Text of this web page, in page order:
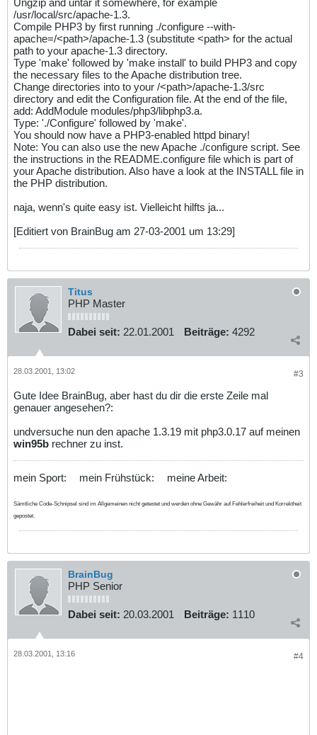
/usr/local/src/apache-1.3.
Compile PHP3 by first running ./configure --with-
apache=/<path>/apache-1.3 (substitute <path> for the actual
path to your apache-1.3 directory.
Type 'make' followed by 'make install' to build PHP3 and copy
the necessary files to the Apache distribution tree.
Change directories into to your /<path>/apache-1.3/src
directory and edit the Configuration file. At the end of the file,
add: AddModule modules/php3/libphp3.a.
Type: './Configure' followed by 'make'.
You should now have a PHP3-enabled httpd binary!
Note: You can also use the new Apache ./configure script. See
the instructions in the README.configure file which is part of
your Apache distribution. Also have a look at the INSTALL file in
the PHP distribution.
naja, wenn's quite easy ist. Vielleicht hilfts ja...
[Editiert von BrainBug am 27-03-2001 um 13:29]
Titus
PHP Master
Dabei seit: 22.01.2001 Beiträge: 4292
#3
28.03.2001, 13:02
Gute Idee BrainBug, aber hast du dir die erste Zeile mal
genauer angesehen?:
undversuche nun den apache 1.3.19 mit php3.0.17 auf meinen
win95b rechner zu inst.
mein Sport: mein Frühstück: meine Arbeit:
Sämtliche Code-Schnipsel sind im Allgemeinen nicht getestet und werden ohne Gewähr auf Fehlerfreiheit und Korrektheit
gepostet.
BrainBug
PHP Senior
Dabei seit: 20.03.2001 Beiträge: 1110
#4
28.03.2001, 13:16